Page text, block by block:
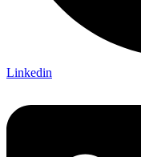
Linkedin